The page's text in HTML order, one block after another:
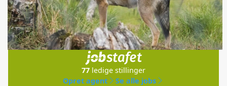
Jobs
i samarbejde med
77 ledige stillinger
Opret agent
Se alle jobs